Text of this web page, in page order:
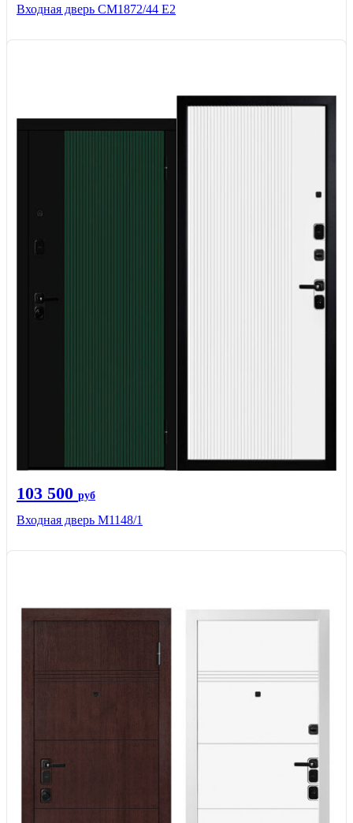
Входная дверь СМ1872/44 Е2
103 500 руб
Входная дверь М1148/1